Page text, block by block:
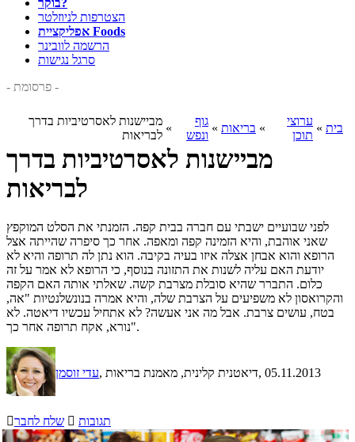
בוקר?
הצטרפות לניוזלטר
אפליקציית Foods
הרשמה לוובינר
סרגל נגישות
- פרסומת -
בית »
ערוצי
תוכן
» בריאות »
גוף
ונפש
»
מביישנות לאסרטיביות בדרך
לבריאות
מביישנות לאסרטיביות בדרך
לבריאות
לפני שבועיים ישבתי עם חברה בבית קפה. הזמנתי את הסלט המוקפץ
שאני אוהבת, והיא הזמינה קפה ומאפה. אחר כך סיפרה שהייתה אצל
הרופא והוא אבחן אצלה איזו בעיה בקיבה. הוא נתן לה תרופה והיא לא
יודעת האם עליה לשנות את התזונה בנוסף, כי הרופא לא אמר על זה
כלום. התברר שהיא סובלת מצרבת קשה. שאלתי אותה האם הקפה
והקרואסון לא משפיעים על הצרבת שלה, והיא אמרה בנונשלנטיות "אה,
בטח, עושים צרבת. אבל מה אני אעשה? לא אתחיל עכשיו דיאטה. לא
נורא, אקח תרופה אחר כך".
עדי זוסמן , דיאטנית קלינית, מאמנת בריאות, 05.11.2013
שלח לחבר  תגובות